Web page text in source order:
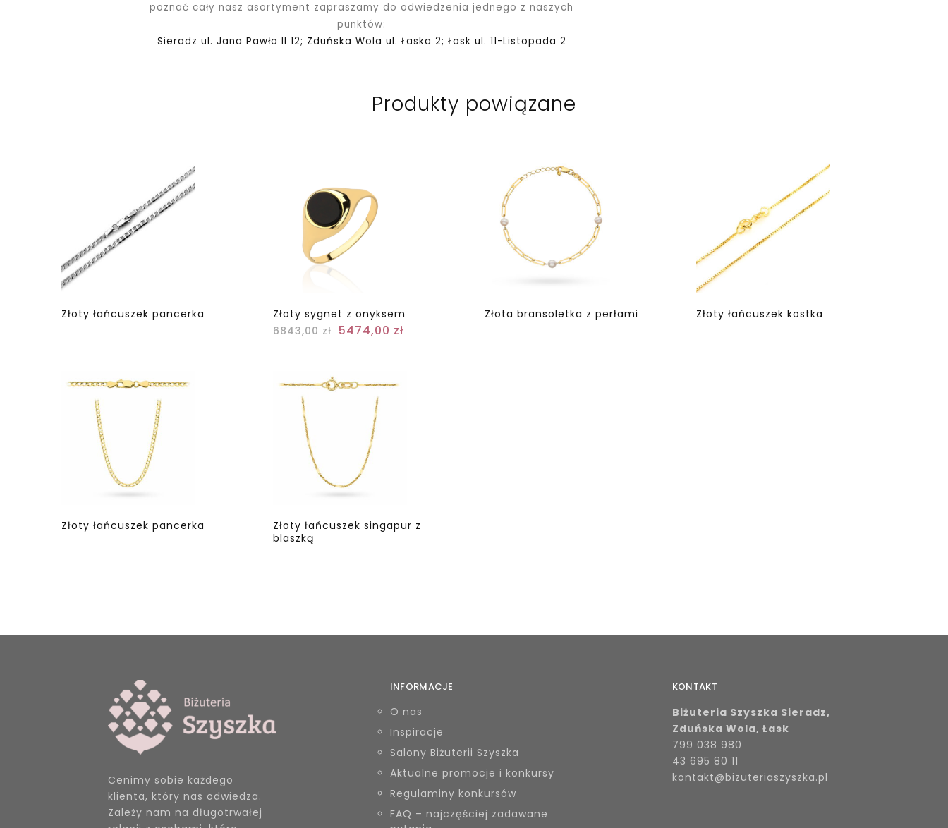
poznać cały nasz asortyment zapraszamy do odwiedzenia jednego z naszych
punktów:
Sieradz ul. Jana Pawła II 12; Zduńska Wola ul. Łaska 2; Łask ul. 11-Listopada 2
Produkty powiązane
Złoty łańcuszek pancerka
Złoty sygnet z onyksem
6843,00zł 5474,00 zł
Złota bransoletka z perłami Złoty łańcuszek kostka
Złoty łańcuszek pancerka
Złoty łańcuszek singapur z
blaszką
Cenimy sobie każdego
klienta, który nas odwiedza.
Zależy nam na długotrwałej
INFORMACJE
O nas
Inspiracje
Salony Biżuterii Szyszka
Aktualne promocje i konkursy
Regulaminy konkursów
FAQ – najczęściej zadawane
KONTAKT
Biżuteria Szyszka Sieradz,
Zduńska Wola, Łask
799 038 980
43 695 80 11
kontakt@bizuteriaszyszka.pl